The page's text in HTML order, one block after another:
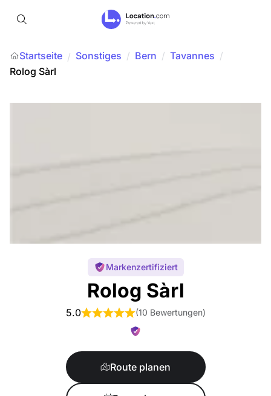
Startseite / Sonstiges / Bern / Tavannes /
Rolog Sàrl
Markenzertifiziert
Rolog Sàrl
5.0 (10 Bewertungen)
Route planen